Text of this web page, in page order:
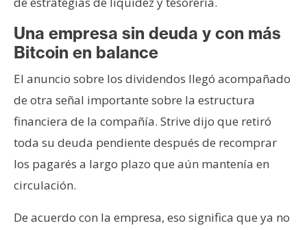
Una empresa sin deuda y con más
Bitcoin en balance
El anuncio sobre los dividendos llegó acompañado
de otra señal importante sobre la estructura
financiera de la compañía. Strive dijo que retiró
toda su deuda pendiente después de recomprar
los pagarés a largo plazo que aún mantenía en
circulación.
De acuerdo con la empresa, eso significa que ya no